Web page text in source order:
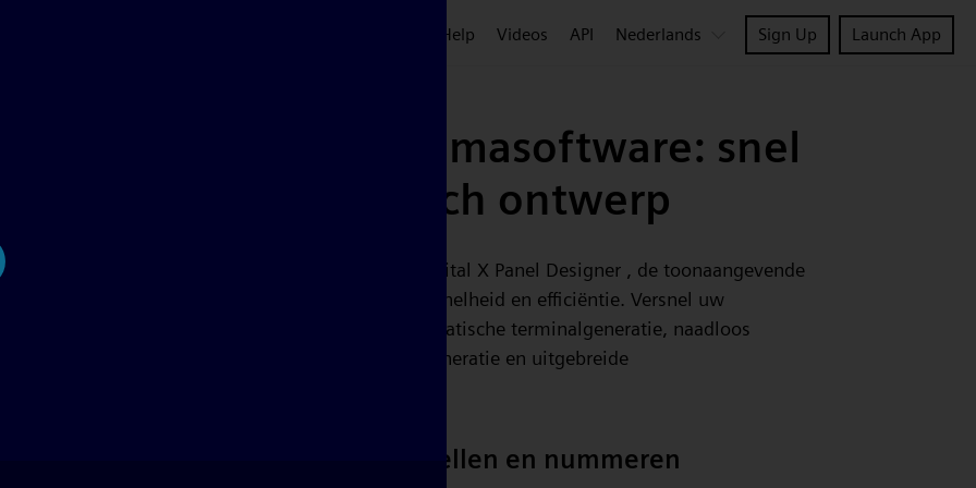
Help Videos API Nederlands Sign Up Launch App
Beste elektrische schemasoftware: snel
en eenvoudig elektrisch ontwerp
Geef uw elektrotechnische projecten kracht met Capital X Panel Designer , de toonaangevende
die is ontworpen voor snelheid en efficiëntie. Versnel uw
tekenproces met geavanceerde functies zoals automatische terminalgeneratie, naadloos
gebruik van meerdere lagen, snelle paneellay-outgeneratie en uitgebreide
Automatisch terminals genereren, tellen en nummeren